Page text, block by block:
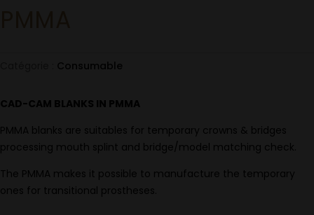
Consumable
CAD-CAM BLANKS IN PMMA
PMMA blanks are suitables for temporary crowns & bridges
processing mouth splint and bridge/model matching check.
The PMMA makes it possible to manufacture the temporary
ones for transitional prostheses.